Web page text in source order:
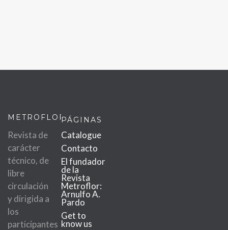
METROFLOR
Revista de
carácter
técnico, de
libre
circulación
y dirigida a
los
participantes
PÁGINAS
Catalogue
Contacto
El fundador
de la
Revista
Metroflor:
Arnulfo A.
Pardo
Get to
know us